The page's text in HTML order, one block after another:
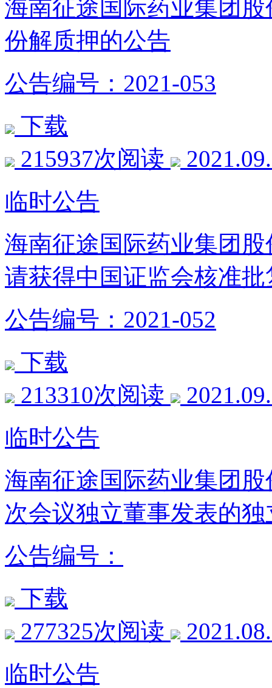
海南征途国际药业集团
份解质押的公告
公告编号：2021-053
下载
215937次阅读
临时公告
海南征途国际药业集团
请获得中国证监会核准
公告编号：2021-052
下载
213310次阅读
临时公告
海南征途国际药业集团
次会议独立董事发表的独
公告编号：
下载
277325次阅读
临时公告